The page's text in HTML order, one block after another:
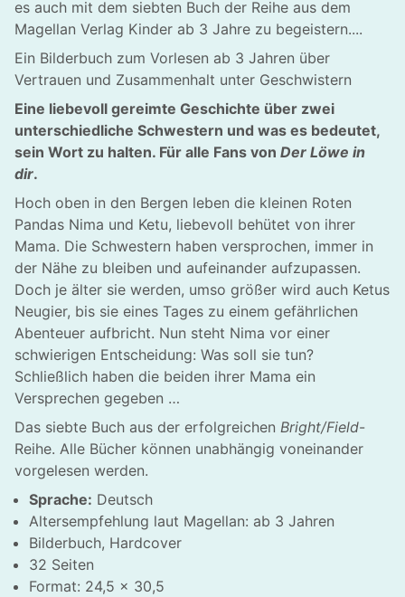
es auch mit dem siebten Buch der Reihe aus dem
Magellan Verlag Kinder ab 3 Jahre zu begeistern....
Ein Bilderbuch zum Vorlesen ab 3 Jahren über
Vertrauen und Zusammenhalt unter Geschwistern
Eine liebevoll gereimte Geschichte über zwei
unterschiedliche Schwestern und was es bedeutet,
sein Wort zu halten. Für alle Fans von Der Löwe in
dir.
Hoch oben in den Bergen leben die kleinen Roten
Pandas Nima und Ketu, liebevoll behütet von ihrer
Mama. Die Schwestern haben versprochen, immer in
der Nähe zu bleiben und aufeinander aufzupassen.
Doch je älter sie werden, umso größer wird auch Ketus
Neugier, bis sie eines Tages zu einem gefährlichen
Abenteuer aufbricht. Nun steht Nima vor einer
schwierigen Entscheidung: Was soll sie tun?
Schließlich haben die beiden ihrer Mama ein
Versprechen gegeben …
Das siebte Buch aus der erfolgreichen Bright/Field-
Reihe. Alle Bücher können unabhängig voneinander
vorgelesen werden.
Sprache: Deutsch
Altersempfehlung laut Magellan: ab 3 Jahren
Bilderbuch, Hardcover
32 Seiten
Format: 24,5 x 30,5